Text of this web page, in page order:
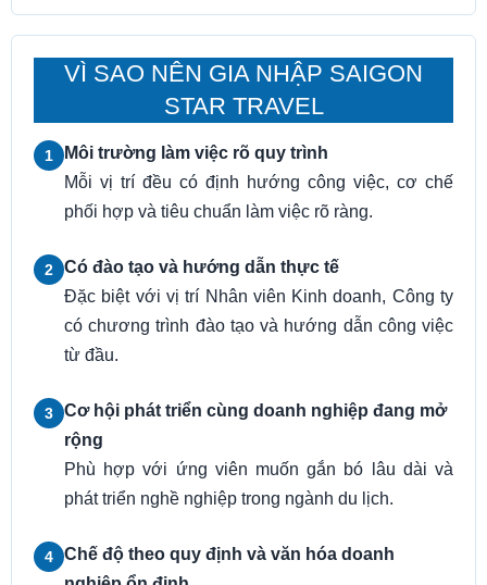
VÌ SAO NÊN GIA NHẬP SAIGON
STAR TRAVEL
1
Môi trường làm việc rõ quy trình
Mỗi vị trí đều có định hướng công việc, cơ chế
phối hợp và tiêu chuẩn làm việc rõ ràng.
2
Có đào tạo và hướng dẫn thực tế
Đặc biệt với vị trí Nhân viên Kinh doanh, Công ty
có chương trình đào tạo và hướng dẫn công việc
từ đầu.
3
Cơ hội phát triển cùng doanh nghiệp đang mở
rộng
Phù hợp với ứng viên muốn gắn bó lâu dài và
phát triển nghề nghiệp trong ngành du lịch.
4
Chế độ theo quy định và văn hóa doanh